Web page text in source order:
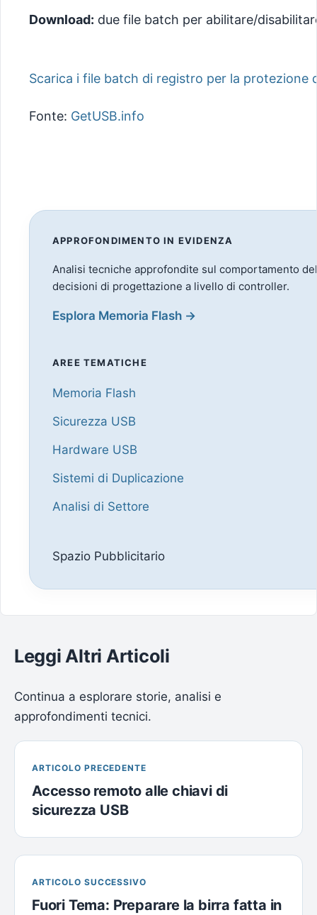
Download: due file batch per abilitare/
Scarica i file batch di registro per la protezione
Fonte: GetUSB.info
APPROFONDIMENTO IN EVIDENZA
Analisi tecniche approfondite sul comportamento
decisioni di progettazione a livello di controller.
Esplora Memoria Flash →
AREE TEMATICHE
Memoria Flash
Sicurezza USB
Hardware USB
Sistemi di Duplicazione
Analisi di Settore
Spazio Pubblicitario
Leggi Altri Articoli
Continua a esplorare storie, analisi e
approfondimenti tecnici.
ARTICOLO PRECEDENTE
Accesso remoto alle chiavi di
sicurezza USB
ARTICOLO SUCCESSIVO
Fuori Tema: Preparare la birra fatta in